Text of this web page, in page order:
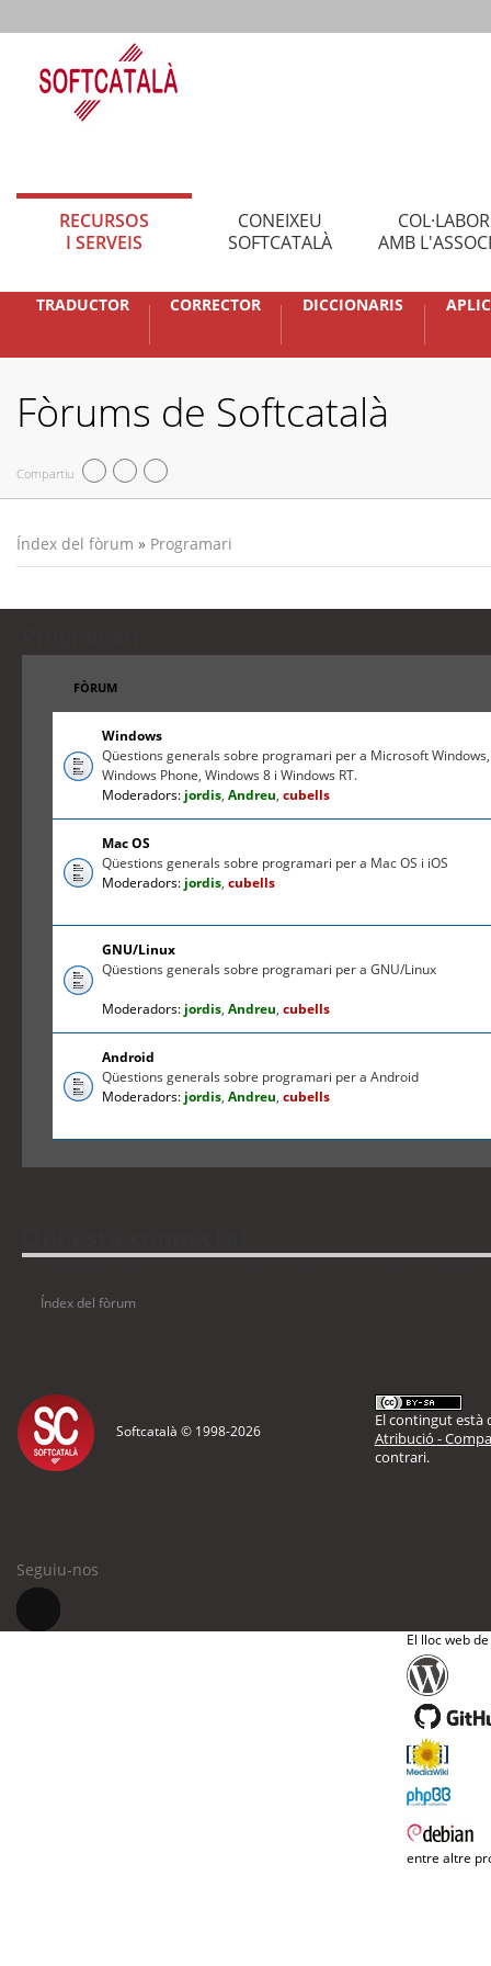
RECURSOS
I SERVEIS
CONEIXEU
SOFTCATALÀ
AMB
TRADUCTOR CORRECTOR DICCIONARIS
Fòrums de Softcatalà
Compartiu
Índex del fòrum » Programari
FÒRUM
Windows
Qüestions generals sobre programari per a Microsoft Windows,
Windows Phone, Windows 8 i Windows RT.
Moderadors: jordis,Andreu,cubells
Mac OS
Qüestions generals sobre programari per a Mac OS i iOS
Moderadors: jordis,cubells
GNU/Linux
Qüestions generals sobre programari per a GNU/Linux
Moderadors: jordis,Andreu,cubells
Android
Qüestions generals sobre programari per a Android
Moderadors: jordis,Andreu,cubells
Índex del fòrum
Softcatalà © 1998-2026
El contingut està
Atribució -
contrari.
Seguiu-nos
El lloc web
entre altre